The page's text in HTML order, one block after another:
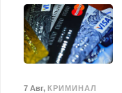
7 Авг, КРИМИНАЛ